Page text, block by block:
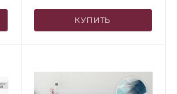
КУПИТЬ